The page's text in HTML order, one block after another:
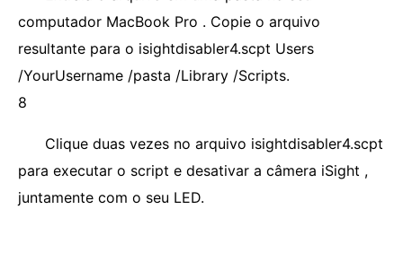
computador MacBook Pro . Copie o arquivo
resultante para o isightdisabler4.scpt Users
/YourUsername /pasta /Library /Scripts.
8
Clique duas vezes no arquivo isightdisabler4.scpt
para executar o script e desativar a câmera iSight ,
juntamente com o seu LED.